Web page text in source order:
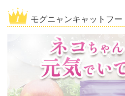
モグニャンキャットフー